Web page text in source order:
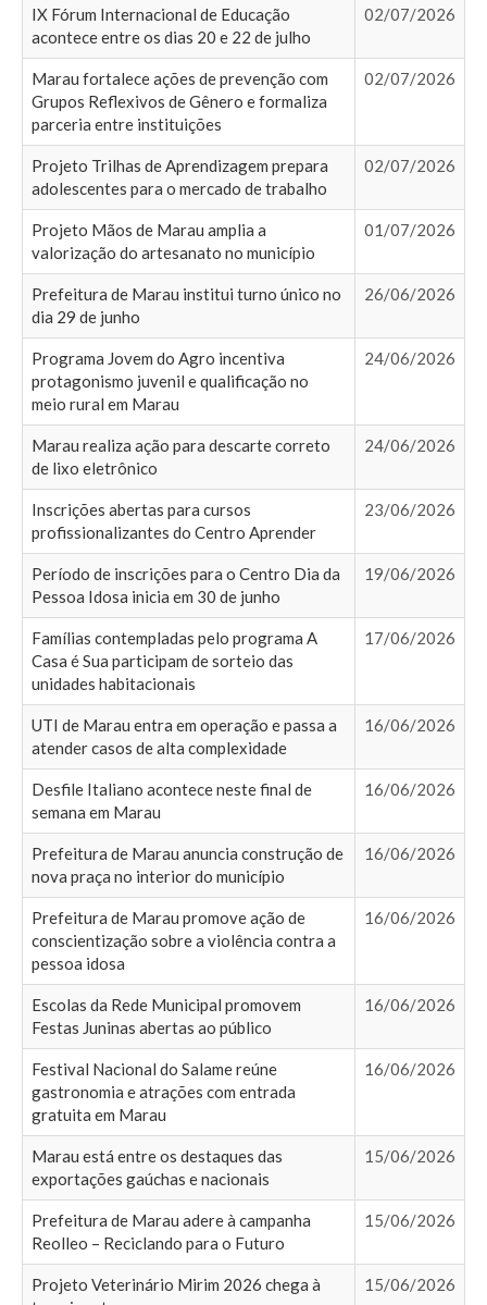
IX Fórum Internacional de Educação
acontece entre os dias 20 e 22 de julho
02/07/2026
Marau fortalece ações de prevenção com
Grupos Reflexivos de Gênero e formaliza
parceria entre instituições
02/07/2026
Projeto Trilhas de Aprendizagem prepara
adolescentes para o mercado de trabalho
02/07/2026
Projeto Mãos de Marau amplia a
valorização do artesanato no município
01/07/2026
Prefeitura de Marau institui turno único no
dia 29 de junho
26/06/2026
Programa Jovem do Agro incentiva
protagonismo juvenil e qualificação no
meio rural em Marau
24/06/2026
Marau realiza ação para descarte correto
de lixo eletrônico
24/06/2026
Inscrições abertas para cursos
profissionalizantes do Centro Aprender
23/06/2026
Período de inscrições para o Centro Dia da
Pessoa Idosa inicia em 30 de junho
19/06/2026
Famílias contempladas pelo programa A
Casa é Sua participam de sorteio das
unidades habitacionais
17/06/2026
UTI de Marau entra em operação e passa a
atender casos de alta complexidade
16/06/2026
Desfile Italiano acontece neste final de
semana em Marau
16/06/2026
Prefeitura de Marau anuncia construção de
nova praça no interior do município
16/06/2026
Prefeitura de Marau promove ação de
conscientização sobre a violência contra a
pessoa idosa
16/06/2026
Escolas da Rede Municipal promovem
Festas Juninas abertas ao público
16/06/2026
Festival Nacional do Salame reúne
gastronomia e atrações com entrada
gratuita em Marau
16/06/2026
Marau está entre os destaques das
exportações gaúchas e nacionais
15/06/2026
Prefeitura de Marau adere à campanha
Reolleo – Reciclando para o Futuro
15/06/2026
Projeto Veterinário Mirim 2026 chega à
15/06/2026